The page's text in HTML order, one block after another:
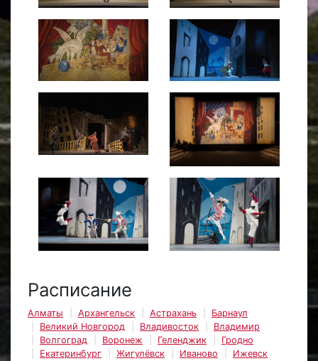
Расписание
Алматы Архангельск Астрахань
Барнаул
Великий Новгород
Владивосток
Владимир
Волгоград
Воронеж Геленджик
Гродно
Екатеринбург
Жигулёвск Иваново
Ижевск